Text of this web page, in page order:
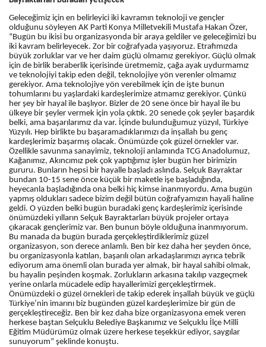
Geleceğimiz için en belirleyici iki kavramın teknoloji ve gençler
olduğunu söyleyen AK Parti Konya Milletvekili Mustafa Hakan Özer,
“Bugün bu ikisi bu organizasyonda bir araya geldiler ve geleceğimizi bu
iki kavram belirleyecek. Zor bir coğrafyada yaşıyoruz. Etrafımızda
büyük zorluklar var ve her daim güçlü olmamız gerekiyor. Güçlü olmak
için de birlik beraberlik içerisinde üretmemiz, çağa ayak uydurmamız
ve teknolojiyi takip eden değil, teknolojiye yön verenler olmamız
gerekiyor. Ama teknolojiye yön verebilmek için de işte bunun
tohumlarını bu yaşlardaki kardeşlerimize atmamız gerekiyor. Çünkü
her şey bir hayal ile başlıyor. Bizler de 20 sene önce bir hayal ile bu
ülkeye bir şeyler vermek için yola çıktık. 20 senede çok şeyler başardık
belki, ama başarılarımız da var. İçinde bulunduğumuz yüzyıl, Türkiye
Yüzyılı. Hep birlikte bu başaramadıklarımızı da inşallah bu genç
kardeşlerimiz başarmış olacak. Önümüzde çok güzel örnekler var.
Özellikle savunma sanayimiz, teknoloji anlamında TCG Anadolumuz,
Kağanımız, Akıncımız pek çok yaptığımız işler bugün her birimizin
gururu. Bunların hepsi bir hayalle başladı aslında. Selçuk Bayraktar
bundan 10-15 sene önce küçük bir maketle işe başladığında,
heyecanla başladığında ona belki hiç kimse inanmıyordu. Ama bugün
yapmış oldukları sadece bizim değil bütün coğrafyamızın hayali haline
geldi. O yüzden belki bugün buradaki genç kardeşlerimiz içerisinde
önümüzdeki yılların Selçuk Bayraktarları büyük projeler ortaya
çıkaracak gençlerimiz var. Ben bunun böyle olduğuna inanmıyorum.
Bu manada da bugün burada gerçekleştirdiklerimiz güzel
organizasyon, son derece anlamlı. Ben bir kez daha her şeyden önce,
bu organizasyonla katılan, başarılı olan arkadaşlarımızı ayrıca tebrik
ediyorum ama önemli olan burada yer almak, bir hayal sahibi olmak,
bu hayalin peşinden koşmak. Zorlukların arkasına takılıp vazgeçmek
yerine onlarla mücadele edip hayallerimizi gerçekleştirmek.
Önümüzdeki o güzel örnekleri de takip ederek inşallah büyük ve güçlü
Türkiye’nin imarını biz bugünden güzel kardeşlerimize bir gün de
gerçekleştireceğiz. Ben bir kez daha bize organizasyona emek veren
herkese baştan Selçuklu Belediye Başkanımız ve Selçuklu İlçe Milli
Eğitim Müdürümüz olmak üzere herkese teşekkür ediyor, saygılar
sunuyorum” şeklinde konuştu.